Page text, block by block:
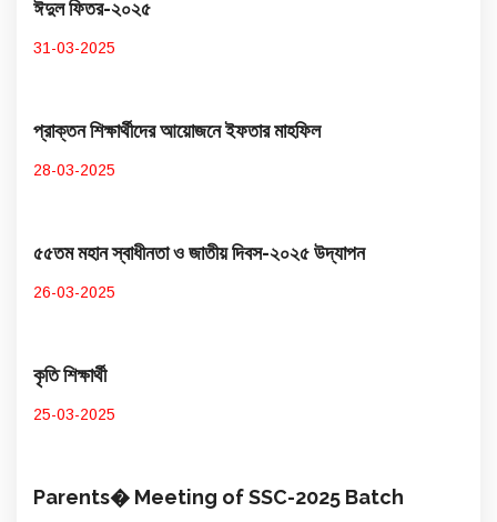
ঈদুল ফিতর-২০২৫
31-03-2025
প্রাক্তন শিক্ষার্থীদের আয়োজনে ইফতার মাহফিল
28-03-2025
৫৫তম মহান স্বাধীনতা ও জাতীয় দিবস-২০২৫ উদ্​যাপন
26-03-2025
কৃতি শিক্ষার্থী
25-03-2025
Parents� Meeting of SSC-2025 Batch